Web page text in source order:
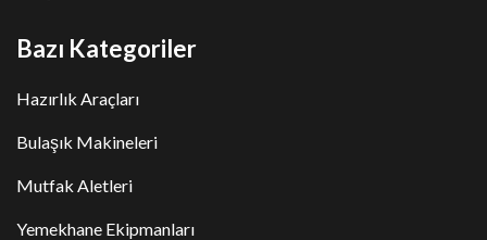
Bazı Kategoriler
Hazırlık Araçları
Bulaşık Makineleri
Mutfak Aletleri
Yemekhane Ekipmanları